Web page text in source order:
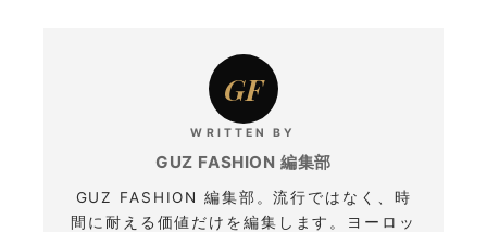
GF
WRITTEN BY
GUZ FASHION 編集部
GUZ FASHION 編集部。流行ではなく、時
間に耐える価値だけを編集します。ヨーロッ